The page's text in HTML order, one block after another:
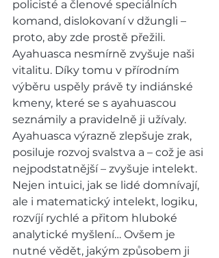
policisté a členové speciálních
komand, dislokovaní v džungli –
proto, aby zde prostě přežili.
Ayahuasca nesmírně zvyšuje naši
vitalitu. Díky tomu v přírodním
výběru uspěly právě ty indiánské
kmeny, které se s ayahuascou
seznámily a pravidelně ji užívaly.
Ayahuasca výrazně zlepšuje zrak,
posiluje rozvoj svalstva a – což je asi
nejpodstatnější – zvyšuje intelekt.
Nejen intuici, jak se lidé domnívají,
ale i matematický intelekt, logiku,
rozvíjí rychlé a přitom hluboké
analytické myšlení… Ovšem je
nutné vědět, jakým způsobem ji